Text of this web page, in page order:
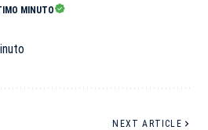
MINUTO
NEXT ARTICLE